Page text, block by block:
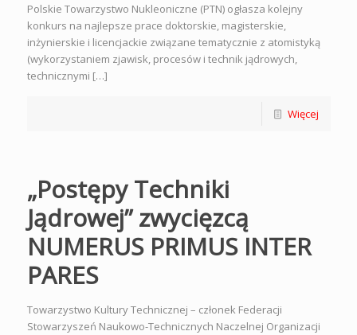
Polskie Towarzystwo Nukleoniczne (PTN) ogłasza kolejny
konkurs na najlepsze prace doktorskie, magisterskie,
inżynierskie i licencjackie związane tematycznie z atomistyką
(wykorzystaniem zjawisk, procesów i technik jądrowych,
technicznymi […]
Więcej
„Postępy Techniki
Jądrowej” zwycięzcą
NUMERUS PRIMUS INTER
PARES
Towarzystwo Kultury Technicznej – członek Federacji
Stowarzyszeń Naukowo-Technicznych Naczelnej Organizacji